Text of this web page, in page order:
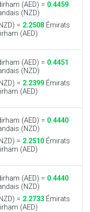
(AED) = 0.4459
(NZD)
= 2.2508 Émirats
(AED)
(AED) = 0.4451
(NZD)
= 2.2399 Émirats
(AED)
(AED) = 0.4440
(NZD)
= 2.2510 Émirats
(AED)
(AED) = 0.4440
(NZD)
= 2.2733 Émirats
(AED)